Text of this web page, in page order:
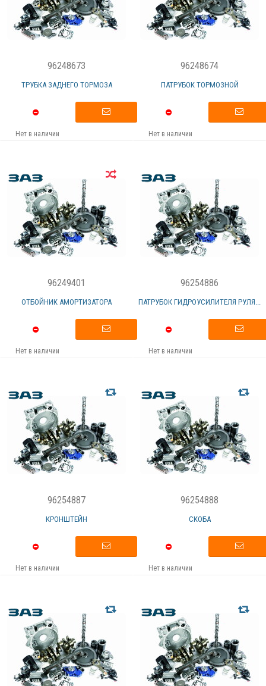
96248673
ТРУБКА ЗАДНЕГО ТОРМОЗА
Нет в наличии
96248674
ПАТРУБОК ТОРМОЗНОЙ
Нет в наличии
96249401
ОТБОЙНИК АМОРТИЗАТОРА
Нет в наличии
96254886
ПАТРУБОК ГИДРОУСИЛИТЕЛЯ РУЛЯ...
Нет в наличии
96254887
КРОНШТЕЙН
Нет в наличии
96254888
СКОБА
Нет в наличии